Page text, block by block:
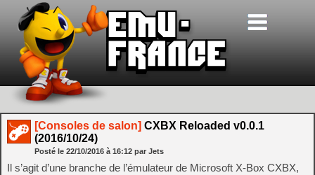
[Consoles de salon] CXBX Reloaded v0.0.1
(2016/10/24)
Posté le 22/10/2016 à 16:12 par Jets
Il s’agit d’une branche de l’émulateur de Microsoft X-Box CXBX,